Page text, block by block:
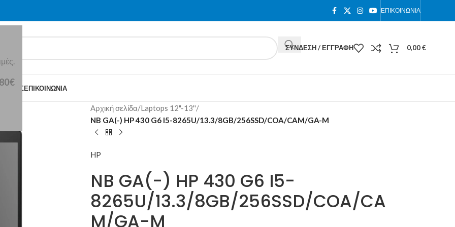
ΕΠΙΚΟΙΝΩΝΊΑ
ΣΎΝΔΕΣΗ / ΕΓΓΡΑΦΉ 0,00€
ΕΜΆΣΕΠΙΚΟΙΝΩΝΊΑ
Αρχική σελίδα/Laptops 12"-13''/
NB GA(-) HP 430 G6 I5-8265U/13.3/8GB/256SSD/COA/CAM/GA-M
HP
NB GA(-) HP 430 G6 I5-
8265U/13.3/8GB/256SSD/COA/CA
M/GA-M